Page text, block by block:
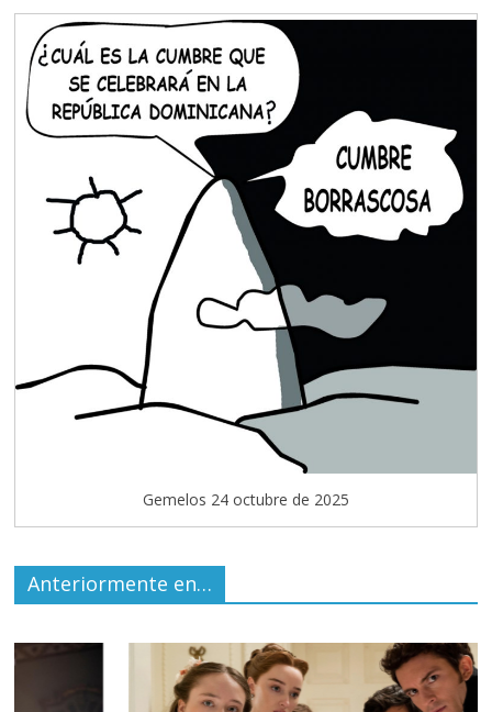
Gemelos 24 octubre de 2025
Anteriormente en…